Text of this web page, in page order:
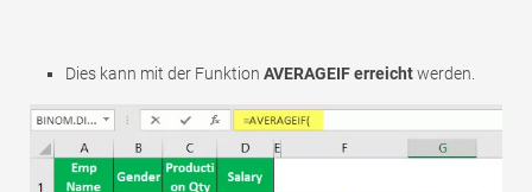
Dies kann mit der Funktion AVERAGEIF erreichtwerden.